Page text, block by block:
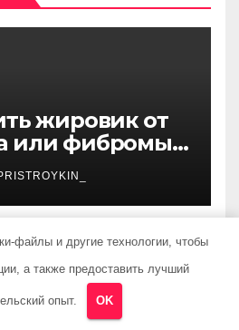
жировик от
или фибромы
или
певца Данко —
файлы и другие технологии, чтобы
а также предоставить лучший
опыт. OK